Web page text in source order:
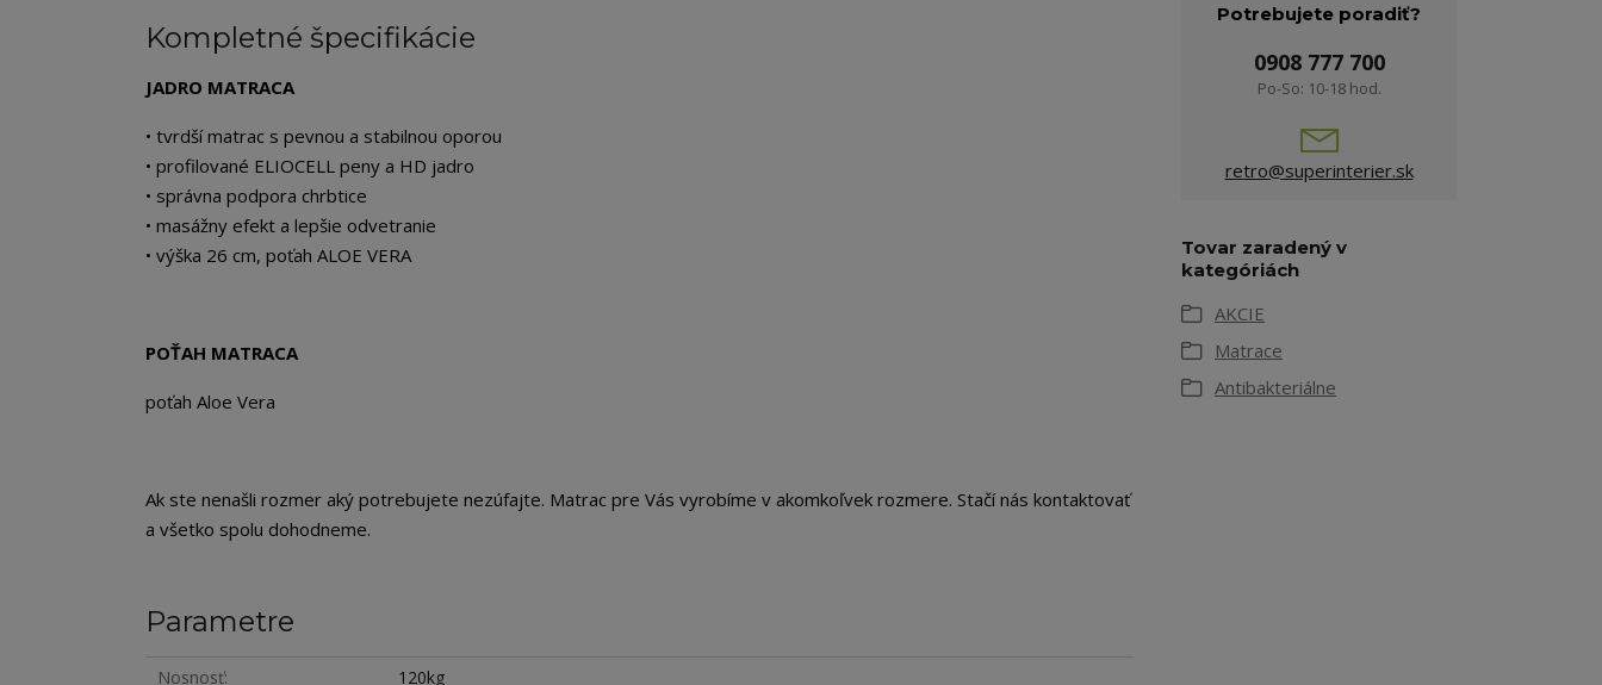
Kompletné špecifikácie
JADRO MATRACA
• tvrdší matrac s pevnou a stabilnou oporou
• profilované ELIOCELL peny a HD jadro
• správna podpora chrbtice
• masážny efekt a lepšie odvetranie
• výška 26 cm, poťah ALOE VERA
POŤAH MATRACA
poťah Aloe Vera
Ak ste nenašli rozmer aký potrebujete nezúfajte. Matrac pre Vás vyrobíme v akomkoľvek rozmere. Stačí nás kontaktovať
a všetko spolu dohodneme.
Parametre
Nosnosť
120kg
Potrebujete poradiť?
0908 777 700
Po-So: 10-18 hod.
retro@superinterier.sk
Tovar zaradený v
kategóriách
AKCIE
Matrace
Antibakteriálne